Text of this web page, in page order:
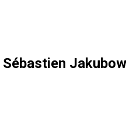
Sébastien